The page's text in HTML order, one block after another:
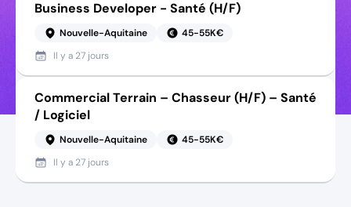
Business Developer - Santé (H/F)
Nouvelle-Aquitaine
45-55K€
Il y a 27 jours
Commercial Terrain – Chasseur (H/F) – Santé
/ Logiciel
Nouvelle-Aquitaine
45-55K€
Il y a 27 jours